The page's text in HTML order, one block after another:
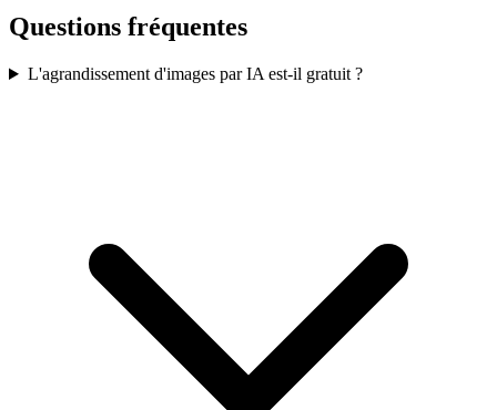
Questions fréquentes
L'agrandissement d'images par IA est-il gratuit ?